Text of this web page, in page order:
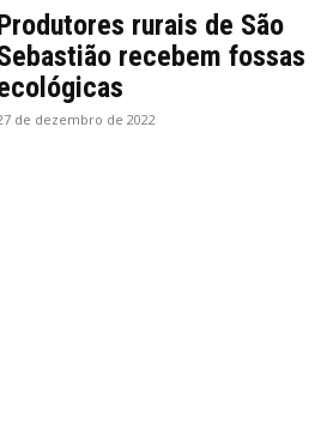
rurais de São
recebem fossas
de dezembro de 2022